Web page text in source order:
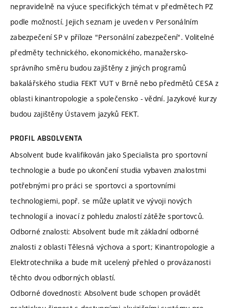
nepravidelně na výuce specifických témat v předmětech PZ
podle možností. Jejich seznam je uveden v Personálním
zabezpečení SP v příloze "Personální zabezpečení". Volitelné
předměty technického, ekonomického, manažersko-
správního směru budou zajištěny z jiných programů
bakalářského studia FEKT VUT v Brně nebo předmětů CESA z
oblasti kinantropologie a společensko - vědní. Jazykové kurzy
budou zajištěny Ústavem jazyků FEKT.
PROFIL ABSOLVENTA
Absolvent bude kvalifikován jako Specialista pro sportovní
technologie a bude po ukončení studia vybaven znalostmi
potřebnými pro práci se sportovci a sportovními
technologiemi, popř. se může uplatit ve vývoji nových
technologií a inovací z pohledu znalostí zátěže sportovců.
Odborné znalosti: Absolvent bude mít základní odborné
znalosti z oblasti Tělesná výchova a sport; Kinantropologie a
Elektrotechnika a bude mít ucelený přehled o provázanosti
těchto dvou odborných oblastí.
Odborné dovednosti: Absolvent bude schopen provádět